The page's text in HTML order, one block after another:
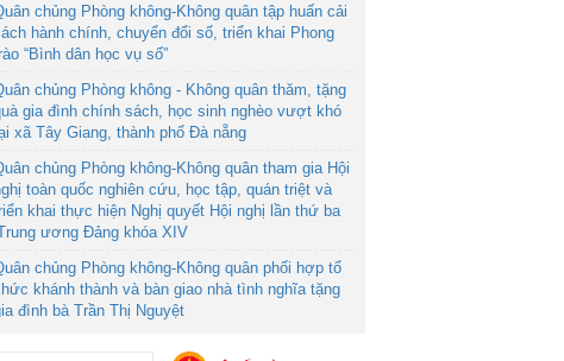
chủng Phòng không-Không quân tập huấn cải
hành chính, chuyển đổi số, triển khai Phong
“Bình dân học vụ số”
chủng Phòng không - Không quân thăm, tặng
gia đình chính sách, học sinh nghèo vượt khó
xã Tây Giang, thành phố Đà nẵng
chủng Phòng không-Không quân tham gia Hội
toàn quốc nghiên cứu, học tập, quán triệt và
khai thực hiện Nghị quyết Hội nghị lần thứ ba
ương Đảng khóa XIV
chủng Phòng không-Không quân phối hợp tổ
khánh thành và bàn giao nhà tình nghĩa tặng
đình bà Trần Thị Nguyệt